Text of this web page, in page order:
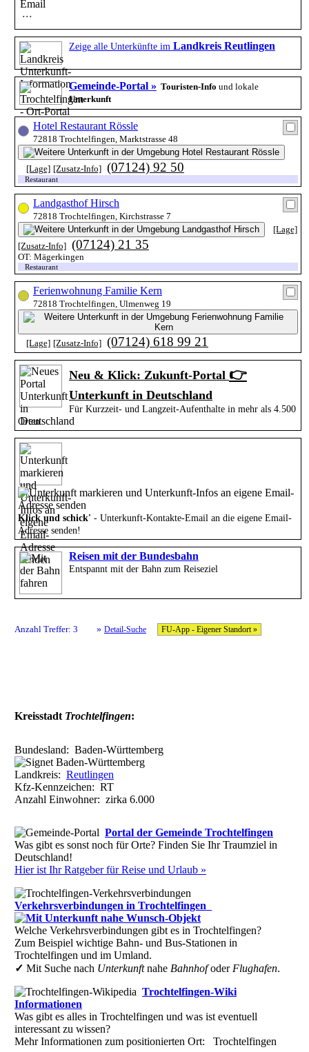
...
Zeige alle Unterkünfte im Landkreis Reutlingen
Gemeinde-Portal » Touristen-Info und lokale
Unterkunft
Hotel Restaurant Rössle
72818 Trochtelfingen, Marktstrasse 48
[Lage] [Zusatz-Info] (07124) 92 50
Restaurant
Landgasthof Hirsch
72818 Trochtelfingen, Kirchstrasse 7
[Lage]
[Zusatz-Info] (07124) 21 35
OT: Mägerkingen
Restaurant
Ferienwohnung Familie Kern
72818 Trochtelfingen, Ulmenweg 19
[Lage] [Zusatz-Info] (07124) 618 99 21
Neu & Klick: Zukunft-Portal 👉
Unterkunft in Deutschland
Für Kurzzeit- und Langzeit-Aufenthalte in mehr als 4.500
Orten
Klick und schick' - Unterkunft-Kontakte-Email an die eigene Email-
Adresse senden!
Reisen mit der Bundesbahn
Entspannt mit der Bahn zum Reiseziel
Anzahl Treffer: 3 » Detail-Suche FU-App - Eigener Standort »
Kreisstadt Trochtelfingen:
Bundesland: Baden-Württemberg
Landkreis: Reutlingen
Kfz-Kennzeichen: RT
Anzahl Einwohner: zirka 6.000
Portal der Gemeinde Trochtelfingen
Was gibt es sonst noch für Orte? Finden Sie Ihr Traumziel in
Deutschland!
Hier ist Ihr Ratgeber für Reise und Urlaub »
Verkehrsverbindungen in Trochtelfingen
Welche Verkehrsverbindungen gibt es in Trochtelfingen?
Zum Beispiel wichtige Bahn- und Bus-Stationen in
Trochtelfingen und im Umland.
✓ Mit Suche nach Unterkunftnahe BahnhofoderFlughafen.
Trochtelfingen-Wiki
Informationen
Was gibt es alles in Trochtelfingen und was ist eventuell
interessant zu wissen?
Mehr Informationen zum positionierten Ort: Trochtelfingen